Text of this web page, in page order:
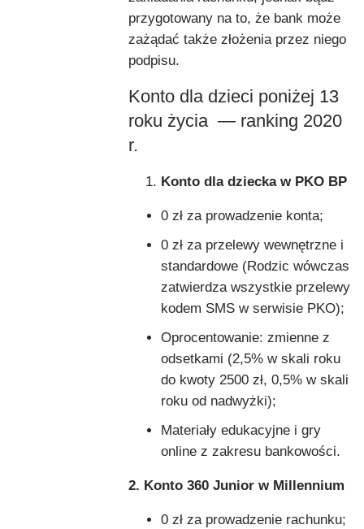
przygotowany na to, że bank może
zażądać także złożenia przez niego
podpisu.
Konto dla dzieci poniżej 13
roku życia — ranking 2020
r.
Konto dla dziecka w PKO BP
0 zł za prowadzenie konta;
0 zł za przelewy wewnętrzne i
standardowe (Rodzic wówczas
zatwierdza wszystkie przelewy
kodem SMS w serwisie PKO);
Oprocentowanie: zmienne z
odsetkami (2,5% w skali roku
do kwoty 2500 zł, 0,5% w skali
roku od nadwyżki);
Materiały edukacyjne i gry
online z zakresu bankowości.
2. Konto 360 Junior w Millennium
0 zł za prowadzenie rachunku;